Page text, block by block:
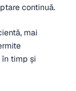
continuă.
mai
timp și